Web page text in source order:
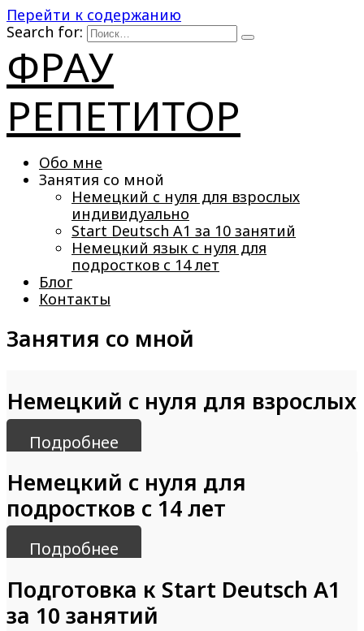
Перейти к содержанию
Search for:
ФРАУ
РЕПЕТИТОР
Обо мне
Занятия со мной
Немецкий с нуля для взрослых
индивидуально
Start Deutsch A1 за 10 занятий
Немецкий язык с нуля для
подростков с 14 лет
Блог
Контакты
Занятия со мной
Немецкий с нуля для взрослых
Подробнее
Немецкий с нуля для
подростков с 14 лет
Подробнее
Подготовка к Start Deutsch A1
за 10 занятий